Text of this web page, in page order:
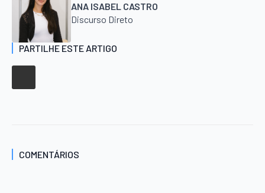
ANA ISABEL CASTRO
Discurso Direto
PARTILHE ESTE ARTIGO
COMENTÁRIOS